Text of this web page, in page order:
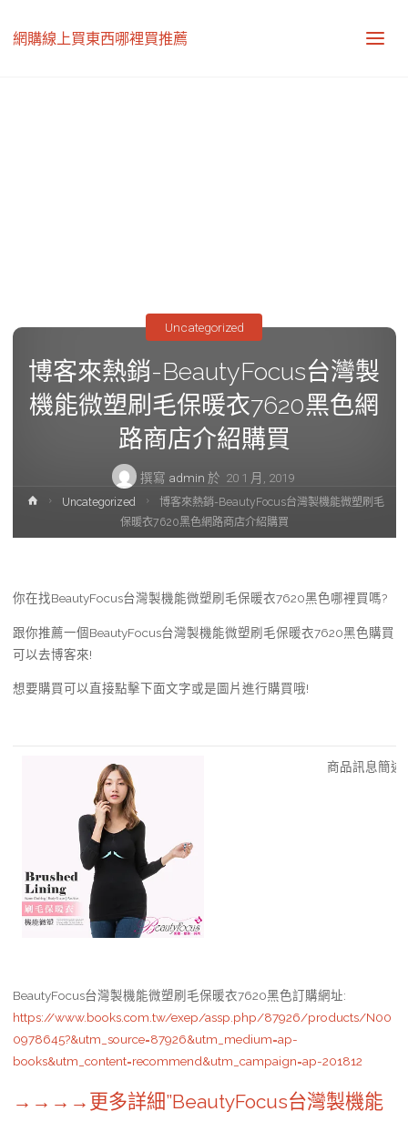
網購線上買東西哪裡買推薦
博客來熱銷-BeautyFocus台灣製
機能微塑刷毛保暖衣7620黑色網
路商店介紹購買
撰寫 admin 於 20 1 月, 2019
Uncategorized
首
Uncategorized
博客來熱銷-BeautyFocus台灣製機能微塑刷毛
保暖衣7620黑色網路商店介紹購買
你在找BeautyFocus台灣製機能微塑刷毛保暖衣7620黑色哪裡買嗎?
跟你推薦一個BeautyFocus台灣製機能微塑刷毛保暖衣7620黑色購買
可以去博客來!
想要購買可以直接點擊下面文字或是圖片進行購買哦!
商品訊息簡述
BeautyFocus台灣製機能微塑刷毛保暖衣7620黑色訂購網址:
https://www.books.com.tw/exep/assp.php/87926/products/N00
0978645?&utm_source=87926&utm_medium=ap-
books&utm_content=recommend&utm_campaign=ap-201812
→→→→更多詳細”BeautyFocus台灣製機能